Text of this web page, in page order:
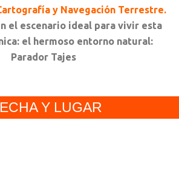
y Navegación Terrestre.
el escenario ideal para vivir esta
el hermoso entorno natural:
Parador Tajes
Y LUGAR